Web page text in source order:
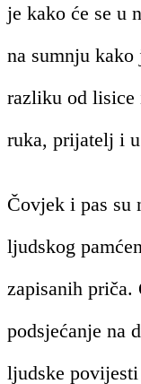
je kako će se u
na sumnju kako
razliku od lisice
ruka, prijatelj i
Čovjek i pas su
ljudskog
zapisanih
podsjećanje na
ljudske